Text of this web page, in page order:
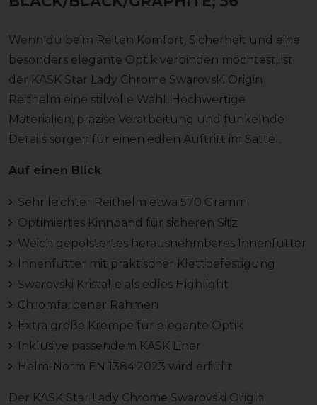
Wenn du beim Reiten Komfort, Sicherheit und eine
besonders elegante Optik verbinden möchtest, ist
der KASK Star Lady Chrome Swarovski Origin
Reithelm eine stilvolle Wahl. Hochwertige
Materialien, präzise Verarbeitung und funkelnde
Details sorgen für einen edlen Auftritt im Sattel.
Auf einen Blick
Sehr leichter Reithelm etwa 570 Gramm
Optimiertes Kinnband für sicheren Sitz
Weich gepolstertes herausnehmbares Innenfutter
Innenfutter mit praktischer Klettbefestigung
Swarovski Kristalle als edles Highlight
Chromfarbener Rahmen
Extra große Krempe für elegante Optik
Inklusive passendem KASK Liner
Helm-Norm EN 1384:2023 wird erfüllt
Der KASK Star Lady Chrome Swarovski Origin